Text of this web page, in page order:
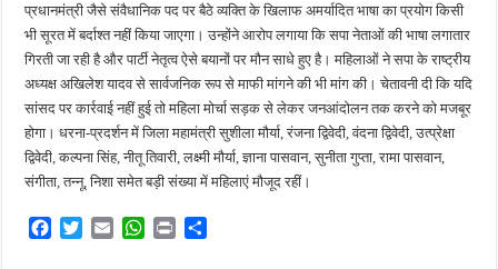
प्रधानमंत्री जैसे संवैधानिक पद पर बैठे व्यक्ति के खिलाफ अमर्यादित भाषा का प्रयोग किसी
भी सूरत में बर्दाश्त नहीं किया जाएगा। उन्होंने आरोप लगाया कि सपा नेताओं की भाषा लगातार
गिरती जा रही है और पार्टी नेतृत्व ऐसे बयानों पर मौन साधे हुए है। महिलाओं ने सपा के राष्ट्रीय
अध्यक्ष अखिलेश यादव से सार्वजनिक रूप से माफी मांगने की भी मांग की। चेतावनी दी कि यदि
सांसद पर कार्रवाई नहीं हुई तो महिला मोर्चा सड़क से लेकर जनआंदोलन तक करने को मजबूर
होगा। धरना-प्रदर्शन में जिला महामंत्री सुशीला मौर्या, रंजना द्विवेदी, वंदना द्विवेदी, उत्प्रेक्षा
द्विवेदी, कल्पना सिंह, नीतू तिवारी, लक्ष्मी मौर्या, ज्ञाना पासवान, सुनीता गुप्ता, रामा पासवान,
संगीता, तन्नू, निशा समेत बड़ी संख्या में महिलाएं मौजूद रहीं।
W